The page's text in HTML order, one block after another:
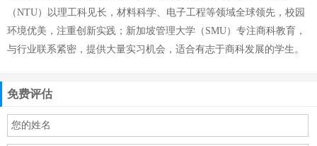
（NTU）以理工科见长，材料科学、电子工程等领域全球领先，校园
环境优美，注重创新实践；新加坡管理大学（SMU）专注商科教育，
与行业联系紧密，提供大量实习机会，适合有志于商科发展的学生。
免费评估